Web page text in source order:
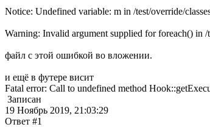
Notice: Undefined variable: m in /test/override/
Warning: Invalid argument supplied for foreach() in
файл с этой ошибкой во вложении.
и ещё в футере висит
Fatal error: Call to undefined method
Записан
19 Ноябрь 2019, 21:03:29
Ответ #1